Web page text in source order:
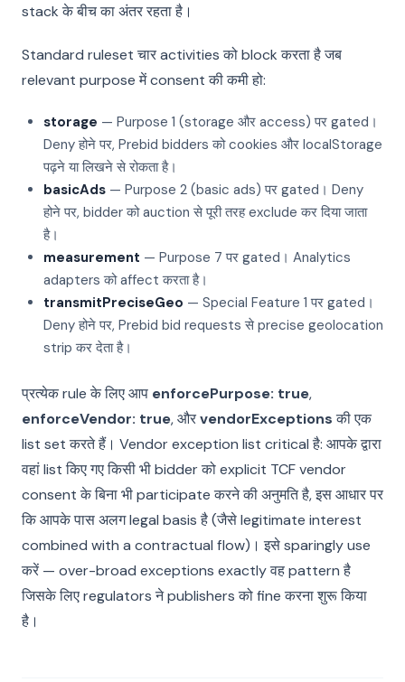
stack के बीच का अंतर रहता है।
Standard ruleset चार activities को block करता है जब
relevant purpose में consent की कमी हो:
storage — Purpose 1 (storage और access) पर gated।
Deny होने पर, Prebid bidders को cookies और localStorage
पढ़ने या लिखने से रोकता है।
basicAds — Purpose 2 (basic ads) पर gated। Deny
होने पर, bidder को auction से पूरी तरह exclude कर दिया जाता
है।
measurement — Purpose 7 पर gated। Analytics
adapters को affect करता है।
transmitPreciseGeo — Special Feature 1 पर gated।
Deny होने पर, Prebid bid requests से precise geolocation
strip कर देता है।
प्रत्येक rule के लिए आप enforcePurpose: true,
enforceVendor: true, औरvendorExceptionsकी एक
list set करते हैं। Vendor exception list critical है: आपके द्वारा
वहां list किए गए किसी भी bidder को explicit TCF vendor
consent के बिना भी participate करने की अनुमति है, इस आधार पर
कि आपके पास अलग legal basis है (जैसे legitimate interest
combined with a contractual flow)। इसे sparingly use
करें — over-broad exceptions exactly वह pattern है
जिसके लिए regulators ने publishers को fine करना शुरू किया
है।